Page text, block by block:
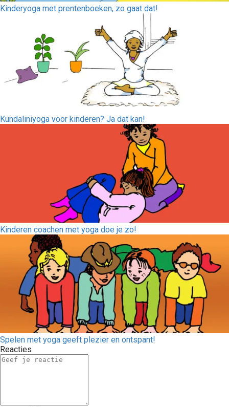
Kinderyoga met prentenboeken, zo gaat dat!
Kundaliniyoga voor kinderen? Ja dat kan!
Kinderen coachen met yoga doe je zo!
Spelen met yoga geeft plezier en ontspant!
Reacties